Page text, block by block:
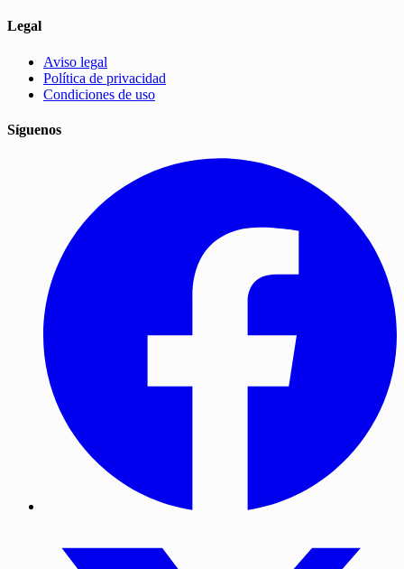
Legal
Aviso legal
Política de privacidad
Condiciones de uso
Síguenos